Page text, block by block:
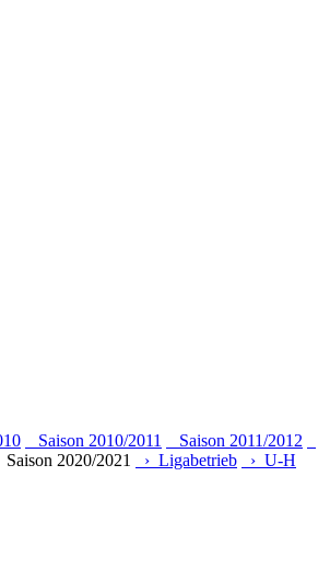
Saison 2010/2011
Saison 2011/2012
Saison 2020/2021 › Ligabetrieb
› U-H